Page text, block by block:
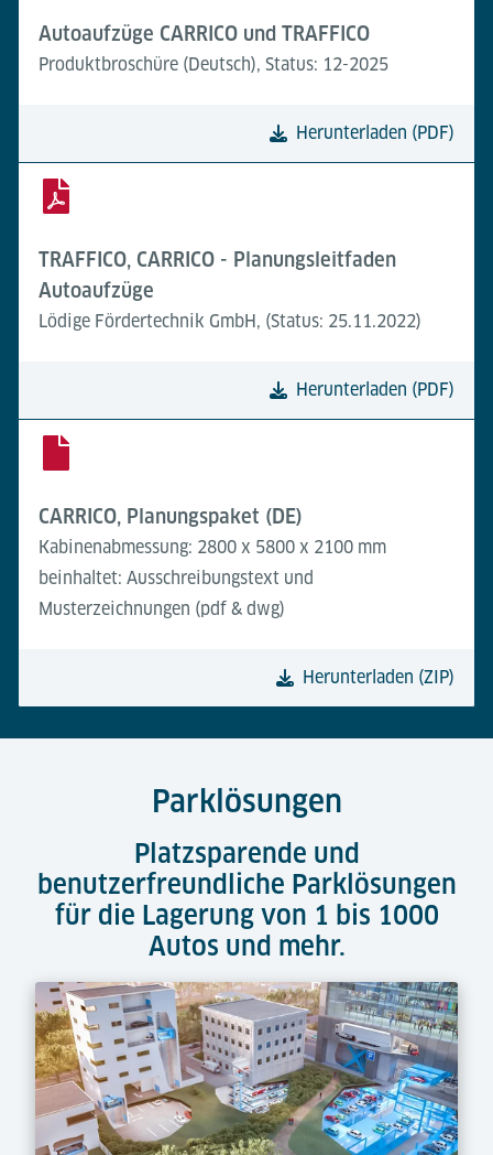
Autoaufzüge CARRICO und TRAFFICO
Produktbroschüre (Deutsch), Status: 12-2025
Herunterladen (PDF)
TRAFFICO, CARRICO - Planungsleitfaden
Autoaufzüge
Lödige Fördertechnik GmbH, (Status: 25.11.2022)
Herunterladen (PDF)
CARRICO, Planungspaket (DE)
Kabinenabmessung: 2800 x 5800 x 2100 mm
beinhaltet: Ausschreibungstext und
Musterzeichnungen (pdf & dwg)
Herunterladen (ZIP)
Parklösungen
Platzsparende und
benutzerfreundliche Parklösungen
für die Lagerung von 1 bis 1000
Autos und mehr.